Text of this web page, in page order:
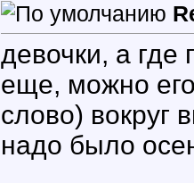
девочки, а где
еще, можно
слово) вокруг
надо было